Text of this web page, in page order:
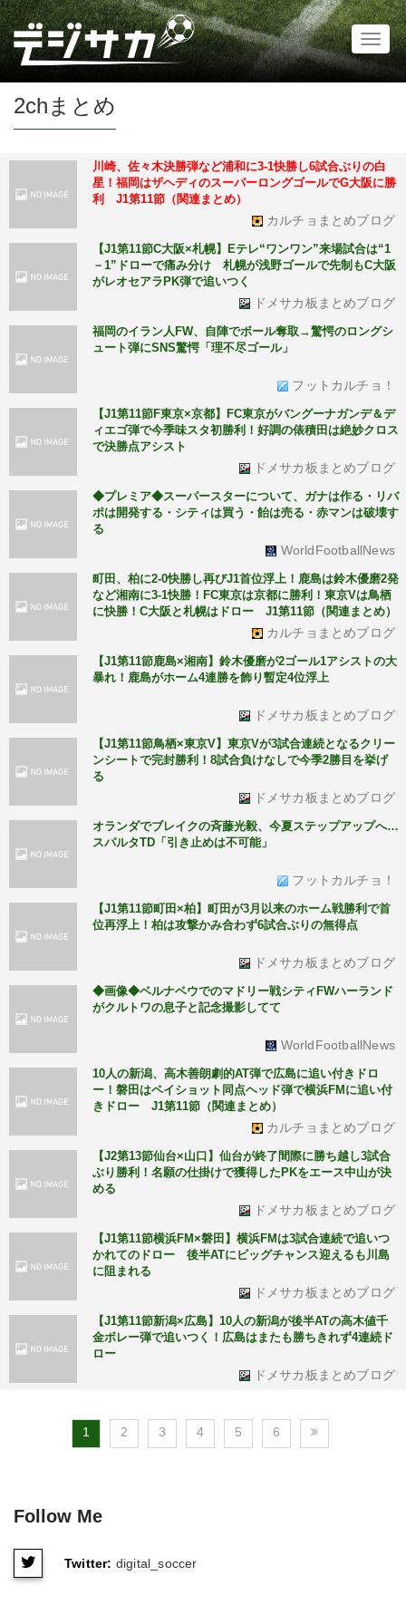
2chまとめ
川崎、佐々木決勝弾など浦和に3-1快勝し6試合ぶりの白
星！福岡はザヘディのスーパーロングゴールでG大阪に勝
利 J1第11節（関連まとめ）
カルチョまとめブログ
【J1第11節C大阪×札幌】Eテレ“ワンワン”来場試合は“1
－1”ドローで痛み分け 札幌が浅野ゴールで先制もC大阪
がレオセアラPK弾で追いつく
ドメサカ板まとめブログ
福岡のイラン人FW、自陣でボール奪取→驚愕のロングシ
ュート弾にSNS驚愕「理不尽ゴール」
フットカルチョ！
【J1第11節F東京×京都】FC東京がバングーナガンデ＆デ
ィエゴ弾で今季味スタ初勝利！好調の俵積田は絶妙クロス
で決勝点アシスト
ドメサカ板まとめブログ
◆プレミア◆スーパースターについて、ガナは作る・リバ
ポは開発する・シティは買う・飴は売る・赤マンは破壊す
る
WorldFootballNews
町田、柏に2-0快勝し再びJ1首位浮上！鹿島は鈴木優磨2発
など湘南に3-1快勝！FC東京は京都に勝利！東京Vは鳥栖
に快勝！C大阪と札幌はドロー J1第11節（関連まとめ）
カルチョまとめブログ
【J1第11節鹿島×湘南】鈴木優磨が2ゴール1アシストの大
暴れ！鹿島がホーム4連勝を飾り暫定4位浮上
ドメサカ板まとめブログ
【J1第11節鳥栖×東京V】東京Vが3試合連続となるクリー
ンシートで完封勝利！8試合負けなしで今季2勝目を挙げ
る
ドメサカ板まとめブログ
オランダでブレイクの斉藤光毅、今夏ステップアップへ…
スパルタTD「引き止めは不可能」
フットカルチョ！
【J1第11節町田×柏】町田が3月以来のホーム戦勝利で首
位再浮上！柏は攻撃かみ合わず6試合ぶりの無得点
ドメサカ板まとめブログ
◆画像◆ベルナベウでのマドリー戦シティFWハーランド
がクルトワの息子と記念撮影してて
WorldFootballNews
10人の新潟、高木善朗劇的AT弾で広島に追い付きドロ
ー！磐田はペイショット同点ヘッド弾で横浜FMに追い付
きドロー J1第11節（関連まとめ）
カルチョまとめブログ
【J2第13節仙台×山口】仙台が終了間際に勝ち越し3試合
ぶり勝利！名願の仕掛けで獲得したPKをエース中山が決
める
ドメサカ板まとめブログ
【J1第11節横浜FM×磐田】横浜FMは3試合連続で追いつ
かれてのドロー 後半ATにビッグチャンス迎えるも川島
に阻まれる
ドメサカ板まとめブログ
【J1第11節新潟×広島】10人の新潟が後半ATの高木値千
金ボレー弾で追いつく！広島はまたも勝ちきれず4連続ド
ロー
ドメサカ板まとめブログ
1 2 3 4 5 6
Follow Me
Twitter: digital_soccer